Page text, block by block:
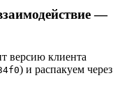
—
версию клиента
) и распакуем через